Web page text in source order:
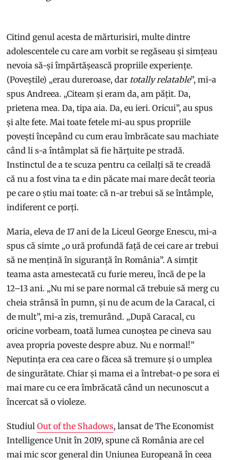
Citind genul acesta de mărturisiri, multe dintre
adolescentele cu care am vorbit se regăseau și simțeau
nevoia să-și împărtășească propriile experiențe.
(Poveștile) „erau dureroase, dar totally relatable”, mi-a
spus Andreea. „Citeam și eram da, am pățit. Da,
prietena mea. Da, tipa aia. Da, eu ieri. Oricui”, au spus
și alte fete. Mai toate fetele mi-au spus propriile
povești începând cu cum erau îmbrăcate sau machiate
când li s-a întâmplat să fie hărțuite pe stradă.
Instinctul de a te scuza pentru ca ceilalți să te creadă
că nu a fost vina ta e din păcate mai mare decât teoria
pe care o știu mai toate: că n-ar trebui să se întâmple,
indiferent ce porți.
Maria, eleva de 17 ani de la Liceul George Enescu, mi-a
spus că simte „o ură profundă față de cei care ar trebui
să ne mențină în siguranță în România”. A simțit
teama asta amestecată cu furie mereu, încă de pe la
12–13 ani. „Nu mi se pare normal că trebuie să merg cu
cheia strânsă în pumn, și nu de acum de la Caracal, ci
de mult”, mi-a zis, tremurând. „După Caracal, cu
oricine vorbeam, toată lumea cunoștea pe cineva sau
avea propria poveste despre abuz. Nu e normal!”
Neputința era cea care o făcea să tremure și o umplea
de singurătate. Chiar și mama ei a întrebat-o pe sora ei
mai mare cu ce era îmbrăcată când un necunoscut a
încercat să o violeze.
StudiulOut of the Shadows, lansat de The Economist
Intelligence Unit în 2019, spune că România are cel
mai mic scor general din Uniunea Europeană în ceea